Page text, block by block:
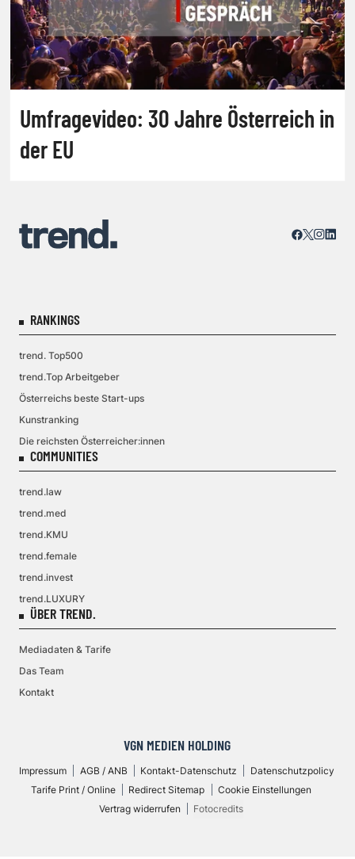
Umfragevideo: 30 Jahre Österreich in
der EU
RANKINGS
trend. Top500
trend.Top Arbeitgeber
Österreichs beste Start-ups
Kunstranking
Die reichsten Österreicher:innen
COMMUNITIES
trend.law
trend.med
trend.KMU
trend.female
trend.invest
trend.LUXURY
ÜBER TREND.
Mediadaten & Tarife
Das Team
Kontakt
VGN MEDIEN HOLDING
Impressum AGB / ANB Kontakt-Datenschutz
Datenschutzpolicy
Tarife Print / Online
Redirect Sitemap
Cookie Einstellungen
Vertrag widerrufen
Fotocredits